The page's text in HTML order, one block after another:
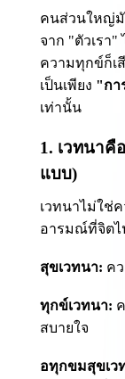
คนส่วนใหญ่มั
จาก "ตัวเรา"
ความทุกข์ก็เ
เป็นเพียง "กา
เท่านั้น
1. เวทนาคื
แบบ)
เวทนาไม่ใช่
อารมณ์ที่จิตไ
สุขเวทนา: ค
ทุกข์เวทนา:
สบายใจ
อทุกขมสุขเว